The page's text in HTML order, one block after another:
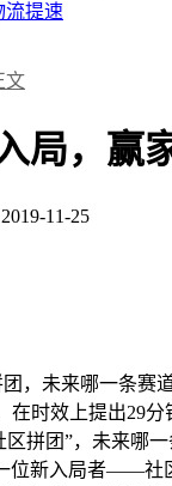
流提速
文
局，赢
2019-11-25
，未来哪一条赛
在时效上提出29
区拼团”，未来哪
位新入局者——社